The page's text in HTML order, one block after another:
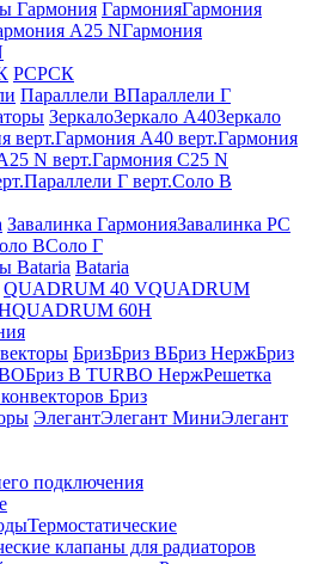
Гармония ГармонияГармония
А25 NГармония
РСРСК
Параллели ВПараллели Г
ЗеркалоЗеркало А40Зеркало
верт.Гармония А40 верт.Гармония
N верт.Гармония С25 N
Параллели Г верт.Соло В
Завалинка ГармонияЗавалинка РС
ВСоло Г
Bataria Bataria
QUADRUM 40 VQUADRUM
QUADRUM 60H
БризБриз ВБриз НержБриз
Бриз В TURBO НержРешетка
Бриз
ЭлегантЭлегант МиниЭлегант
подключения
Термостатические
клапаны для радиаторов